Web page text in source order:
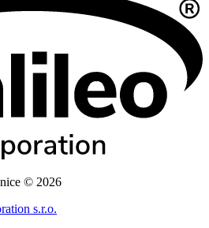
© 2026
s.r.o.